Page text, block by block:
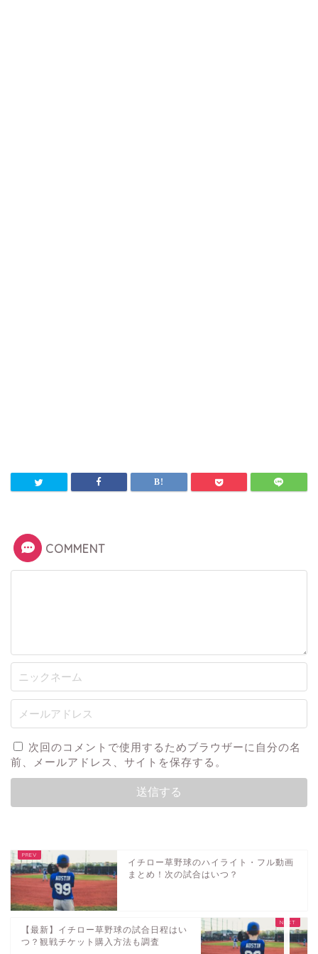
COMMENT
次回のコメントで使用するためブラウザーに自分の名
前、メールアドレス、サイトを保存する。
イチロー草野球のハイライト・フル動画
まとめ！次の試合はいつ？
【最新】イチロー草野球の試合日程はい
つ？観戦チケット購入方法も調査
人物
イベント